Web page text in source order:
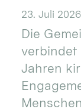
23. Juli 2026
Die
verbindet
Jahren